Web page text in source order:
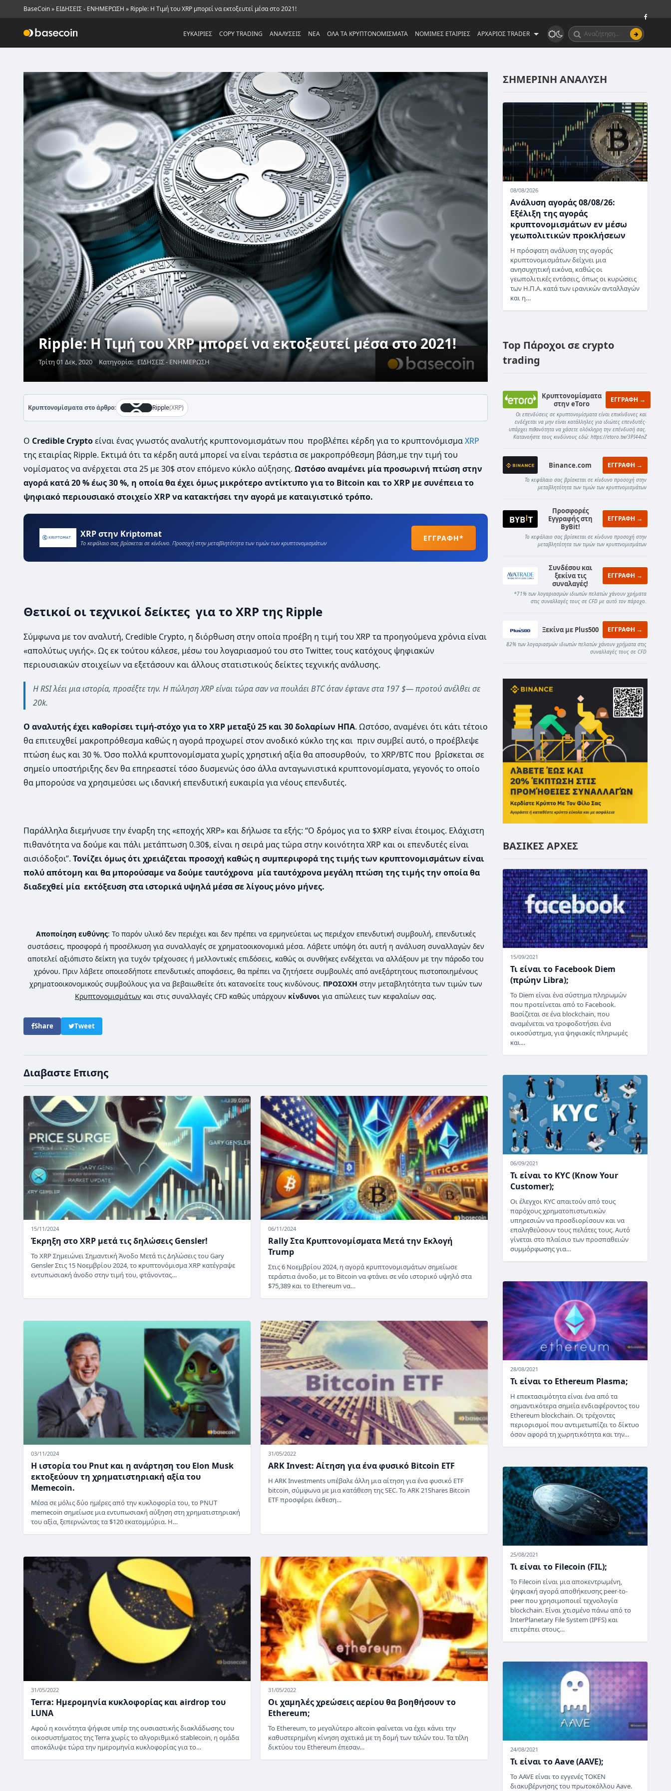
BaseCoin» ΕΙΔΗΣΕΙΣ - ΕΝΗΜΕΡΩΣΗ » Ripple: Η Τιμή του XRP μπορεί να εκτοξευτεί μέσα στο 2021!
ΕΥΚΑΙΡΙΕΣ COPY TRADING ΑΝΑΛΥΣΕΙΣ NEA ΟΛΑ ΤΑ ΚΡΥΠΤΟΝΟΜΙΣΜΑΤΑ ΝΟΜΙΜΕΣ ΕΤΑΙΡΙΕΣ ΑΡΧΑΡΙΟΣ TRADER
Ripple: Η Τιμή του XRP μπορεί να εκτοξευτεί μέσα στο 2021!
Τρίτη 01 Δεκ, 2020 Κατηγορία: ΕΙΔΗΣΕΙΣ - ΕΝΗΜΕΡΩΣΗ
Κρυπτονομίσματα στο άρθρο: Ripple(XRP)
Ο Credible Cryptoείναι ένας γνωστός αναλυτής κρυπτονομισμάτων που προβλέπει κέρδη για το κρυπτονόμισμαXRP
της εταιρίας Ripple. Εκτιμά ότι τα κέρδη αυτά μπορεί να είναι τεράστια σε μακροπρόθεσμη βάση,με την τιμή του
νομίσματος να ανέρχεται στα 25 με 30$ στον επόμενο κύκλο αύξησης. Ωστόσο αναμένει μία προσωρινή πτώση στην
αγορά κατά 20 % έως 30 %, η οποία θα έχει όμως μικρότερο αντίκτυπο για το Bitcoin και το XRP με συνέπεια το
ψηφιακό περιουσιακό στοιχείο XRP να κατακτήσει την αγορά με καταιγιστικό τρόπο.
XRP στην Kriptomat
Το κεφάλαιο σας βρίσκεται σε κίνδυνο. Προσοχή στην μεταβλητότητα των τιμών των κρυπτονομισμάτων
ΕΓΓΡΑΦΗ*
Θετικοί οι τεχνικοί δείκτες για το XRP της Ripple
Σύμφωνα με τον αναλυτή, Credible Crypto, η διόρθωση στην οποία προέβη η τιμή του XRP τα προηγούμενα χρόνια είναι
«απολύτως υγιής». Ως εκ τούτου κάλεσε, μέσω του λογαριασμού του στο Twitter, τους κατόχους ψηφιακών
περιουσιακών στοιχείων να εξετάσουν και άλλους στατιστικούς δείκτες τεχνικής ανάλυσης.
Η RSI λέει μια ιστορία, προσέξτε την. Η πώληση XRP είναι τώρα σαν να πουλάει BTC όταν έφτανε στα 197 $— προτού ανέλθει σε
20k.
Ο αναλυτής έχει καθορίσει τιμή-στόχο για το XRP μεταξύ 25 και 30 δολαρίων ΗΠΑ. Ωστόσο, αναμένει ότι κάτι τέτοιο
θα επιτευχθεί μακροπρόθεσμα καθώς η αγορά προχωρεί στον ανοδικό κύκλο της και πριν συμβεί αυτό, ο προέβλεψε
πτώση έως και 30 %. Όσο πολλά κρυπτονομίσματα χωρίς χρηστική αξία θα αποσυρθούν, το XRP/BTC που βρίσκεται σε
σημείο υποστήριξης δεν θα επηρεαστεί τόσο δυσμενώς όσο άλλα ανταγωνιστικά κρυπτονομίσματα, γεγονός το οποίο
θα μπορούσε να χρησιμεύσει ως ιδανική επενδυτική ευκαιρία για νέους επενδυτές.
Παράλληλα διεμήνυσε την έναρξη της «εποχής XRP» και δήλωσε τα εξής: “Ο δρόμος για το $XRP είναι έτοιμος. Ελάχιστη
πιθανότητα να δούμε και πάλι μετάπτωση 0.30$, είναι η σειρά μας τώρα στην κοινότητα XRP και οι επενδυτές είναι
αισιόδοξοι”. Τονίζει όμως ότι χρειάζεται προσοχή καθώς η συμπεριφορά της τιμής των κρυπτονομισμάτων είναι
πολύ απότομη και θα μπορούσαμε να δούμε ταυτόχρονα μία ταυτόχρονα μεγάλη πτώση της τιμής την οποία θα
διαδεχθεί μία εκτόξευση στα ιστορικά υψηλά μέσα σε λίγους μόνο μήνες.
Αποποίηση ευθύνης: Το παρόν υλικό δεν περιέχει και δεν πρέπει να ερμηνεύεται ως περιέχον επενδυτική συμβουλή, επενδυτικές
συστάσεις, προσφορά ή προσέλκυση για συναλλαγές σε χρηματοοικονομικά μέσα. Λάβετε υπόψη ότι αυτή η ανάλυση συναλλαγών δεν
αποτελεί αξιόπιστο δείκτη για τυχόν τρέχουσες ή μελλοντικές επιδόσεις, καθώς οι συνθήκες ενδέχεται να αλλάξουν με την πάροδο του
χρόνου. Πριν λάβετε οποιεσδήποτε επενδυτικές αποφάσεις, θα πρέπει να ζητήσετε συμβουλές από ανεξάρτητους πιστοποιημένους
χρηματοοικονομικούς συμβούλους για να βεβαιωθείτε ότι κατανοείτε τους κινδύνους. ΠΡΟΣΟΧΗ στην μεταβλητότητα των τιμών των
Κρυπτονομισμάτων και στις συναλλαγές CFD καθώς υπάρχουν κίνδυνοι για απώλειες των κεφαλαίων σας.
Share Tweet
Διαβαστε Επισης
15/11/2024
Έκρηξη στο XRP μετά τις δηλώσεις Gensler!
Το XRP Σημειώνει Σημαντική Άνοδο Μετά τις Δηλώσεις του Gary
Gensler Στις 15 Νοεμβρίου 2024, το κρυπτονόμισμα XRP κατέγραψε
εντυπωσιακή άνοδο στην τιμή του, φτάνοντας…
06/11/2024
Rally Στα Κρυπτονομίσματα Μετά την Εκλογή
Trump
Στις 6 Νοεμβρίου 2024, η αγορά κρυπτονομισμάτων σημείωσε
τεράστια άνοδο, με το Bitcoin να φτάνει σε νέο ιστορικό υψηλό στα
$75,389 και το Ethereum να…
03/11/2024
Η ιστορία του Pnut και η ανάρτηση του Elon Musk
εκτοξεύουν τη χρηματιστηριακή αξία του
Memecoin.
Μέσα σε μόλις δύο ημέρες από την κυκλοφορία του, το PNUT
memecoin σημείωσε μια εντυπωσιακή αύξηση στη χρηματιστηριακή
του αξία, ξεπερνώντας τα $120 εκατομμύρια. Η…
31/05/2022
ARK Invest: Αίτηση για ένα φυσικό Bitcoin ETF
Η ARK Investments υπέβαλε άλλη μια αίτηση για ένα φυσικό ETF
bitcoin, σύμφωνα με μια κατάθεση της SEC. Το ARK 21Shares Bitcoin
ETF προσφέρει έκθεση…
31/05/2022
Terra: Ημερομηνία κυκλοφορίας και airdrop του
LUNA
Αφού η κοινότητα ψήφισε υπέρ της ουσιαστικής διακλάδωσης του
οικοσυστήματος της Terra χωρίς το αλγοριθμικό stablecoin, η ομάδα
αποκάλυψε τώρα την ημερομηνία κυκλοφορίας για το…
31/05/2022
Οι χαμηλές χρεώσεις αερίου θα βοηθήσουν το
Ethereum;
Το Ethereum, το μεγαλύτερο altcoin φαίνεται να έχει κάνει την
καθυστερημένη κίνηση σχετικά με τη δομή των τελών του. Τα τέλη
δικτύου του Ethereum έπεσαν…
ΣΗΜΕΡΙΝΗ ΑΝΑΛΥΣΗ
08/08/2026
Ανάλυση αγοράς 08/08/26:
Εξέλιξη της αγοράς
κρυπτονομισμάτων εν μέσω
γεωπολιτικών προκλήσεων
Η πρόσφατη ανάλυση της αγοράς
κρυπτονομισμάτων δείχνει μια
ανησυχητική εικόνα, καθώς οι
γεωπολιτικές εντάσεις, όπως οι κυρώσεις
των Η.Π.Α. κατά των ιρανικών ανταλλαγών
και η…
Top Πάροχοι σε crypto
trading
Κρυπτονομίσματα
στην eToro
ΕΓΓΡΑΦΗ →
Οι επενδύσεις σε κρυπτονομίσματα είναι επικίνδυνες και
ενδέχεται να μην είναι κατάλληλες για ιδιώτες επενδυτές·
υπάρχει πιθανότητα να χάσετε ολόκληρη την επένδυσή σας.
Κατανοήστε τους κινδύνους εδώ: https://etoro.tw/3PI44nZ
Binance.com ΕΓΓΡΑΦΗ →
Το κεφάλαιο σας βρίσκεται σε κίνδυνο προσοχή στην
μεταβλητότητα των τιμών των κρυπτνομισμάτων
Προσφορές
Εγγραφής στη
ByBit!
ΕΓΓΡΑΦΗ →
Το κεφάλαιο σας βρίσκεται σε κίνδυνο προσοχή στην
μεταβλητότητα των τιμών των κρυπτνομισμάτων
Συνδέσου και
ξεκίνα τις
συναλαγές!
ΕΓΓΡΑΦΗ →
*71% των λογαριασμών ιδιωτών πελατών χάνουν χρήματα
στις συναλλαγές τους σε CFD με αυτό τον πάροχο.
Ξεκίνα με Plus500 ΕΓΓΡΑΦΗ →
82% των λογαριασμών ιδιωτών πελατών χάνουν χρήματα στις
συναλλαγές τους σε CFD
ΒΑΣΙΚΕΣ ΑΡΧΕΣ
15/09/2021
Τι είναι το Facebook Diem
(πρώην Libra);
Το Diem είναι ένα σύστημα πληρωμών
που προτείνεται από το Facebook.
Βασίζεται σε ένα blockchain, που
αναμένεται να τροφοδοτήσει ένα
οικοσύστημα, για ψηφιακές πληρωμές
και…
06/09/2021
Τι είναι το KYC (Know Your
Customer);
Οι έλεγχοι KYC απαιτούν από τους
παρόχους χρηματοπιστωτικών
υπηρεσιών να προσδιορίσουν και να
επαληθεύσουν τους πελάτες τους. Αυτό
γίνεται στο πλαίσιο των προσπαθειών
συμμόρφωσης για…
28/08/2021
Τι είναι το Ethereum Plasma;
Η επεκτασιμότητα είναι ένα από τα
σημαντικότερα σημεία ενδιαφέροντος του
Ethereum blockchain. Οι τρέχοντες
περιορισμοί που αντιμετωπίζει το δίκτυο
όσον αφορά τη χωρητικότητα και την…
25/08/2021
Τι είναι το Filecoin (FIL);
Το Filecoin είναι μια αποκεντρωμένη,
ψηφιακή αγορά αποθήκευσης peer-to-
peer που χρησιμοποιεί τεχνολογία
blockchain. Είναι χτισμένο πάνω από το
InterPlanetary File System (IPFS) και
επιτρέπει στους…
24/08/2021
Τι είναι το Aave (AAVE);
Το AAVE είναι το εγγενές TOKEN
διακυβέρνησης του πρωτοκόλλου Aave.